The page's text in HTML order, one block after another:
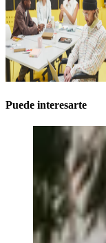
Puede interesarte